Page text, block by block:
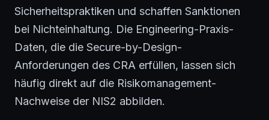
Sicherheitspraktiken und schaffen Sanktionen
bei Nichteinhaltung. Die Engineering-Praxis-
Daten, die die Secure-by-Design-
Anforderungen des CRA erfüllen, lassen sich
häufig direkt auf die Risikomanagement-
Nachweise der NIS2 abbilden.